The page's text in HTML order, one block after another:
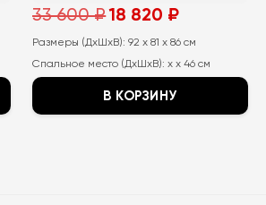
33 600₽Первоначальная
цена
33
₽.
18 820 ₽Текущая
820
Размеры (ДхШхВ):92 x 81 x 86 см
Спальное место (ДхШхВ):x x 46 см
В КОРЗИНУ